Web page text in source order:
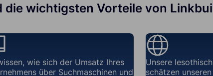
die wichtigsten Vorteile von
wie sich der Umsatz Ihres
über Suchmaschinen und
Unsere
schätzen